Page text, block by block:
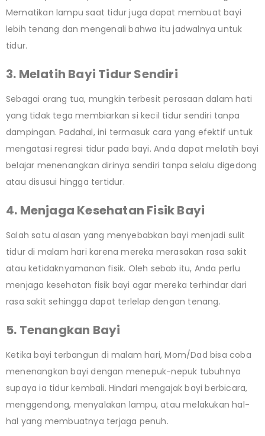
Mematikan lampu saat tidur juga dapat membuat bayi
lebih tenang dan mengenali bahwa itu jadwalnya untuk
tidur.
3. Melatih Bayi Tidur Sendiri
Sebagai orang tua, mungkin terbesit perasaan dalam hati
yang tidak tega membiarkan si kecil tidur sendiri tanpa
dampingan. Padahal, ini termasuk cara yang efektif untuk
mengatasi regresi tidur pada bayi. Anda dapat melatih bayi
belajar menenangkan dirinya sendiri tanpa selalu digedong
atau disusui hingga tertidur.
4. Menjaga Kesehatan Fisik Bayi
Salah satu alasan yang menyebabkan bayi menjadi sulit
tidur di malam hari karena mereka merasakan rasa sakit
atau ketidaknyamanan fisik. Oleh sebab itu, Anda perlu
menjaga kesehatan fisik bayi agar mereka terhindar dari
rasa sakit sehingga dapat terlelap dengan tenang.
5. Tenangkan Bayi
Ketika bayi terbangun di malam hari, Mom/Dad bisa coba
menenangkan bayi dengan menepuk-nepuk tubuhnya
supaya ia tidur kembali. Hindari mengajak bayi berbicara,
menggendong, menyalakan lampu, atau melakukan hal-
hal yang membuatnya terjaga penuh.